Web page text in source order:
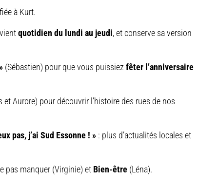
à Kurt.
quotidien du lundi au jeudi, et conserve sa version
(Sébastien) pour que vous puissiez fêter l’anniversaire
et Aurore) pour découvrir l’histoire des rues de nos
pas, j’ai Sud Essonne ! » : plus d’actualités locales et
pas manquer (Virginie) et Bien-être (Léna).